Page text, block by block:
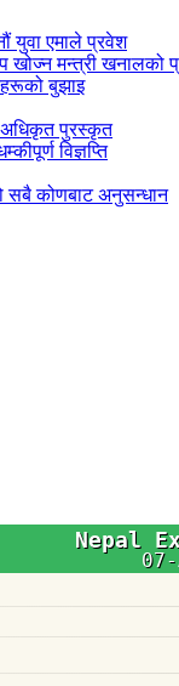
युवा एमाले प्रवेश
खोज्न मन्त्री खनालको
बुझाइ
अधिकृत पुरस्कृत
विज्ञप्ति
सबै कोणबाट अनुसन्धान